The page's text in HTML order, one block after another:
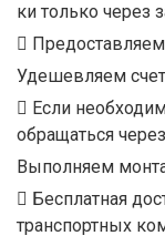
ки только через
Удешевляем
Если
обращаться
Выполняем
Бесплатная
транспортных